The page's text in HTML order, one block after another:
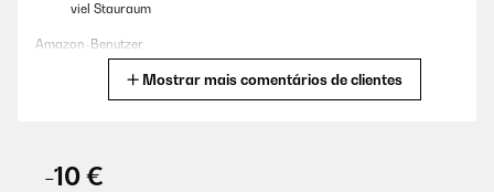
viel Stauraum
Amazon-Benutzer
Mostrar mais comentários de clientes
-10 €